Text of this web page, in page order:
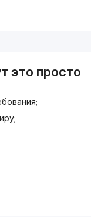
это просто